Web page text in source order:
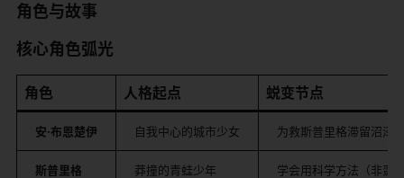
​角色与故事​
​核心角色弧光​
​角色​ ​人格起点​ ​蜕变节点​
​安·布恩楚伊​ 自我中心的城市少女 为救斯普里格滞留沼泽
​斯普里格​ 莽撞的青蛙少年 学会用科学方法（非蛮